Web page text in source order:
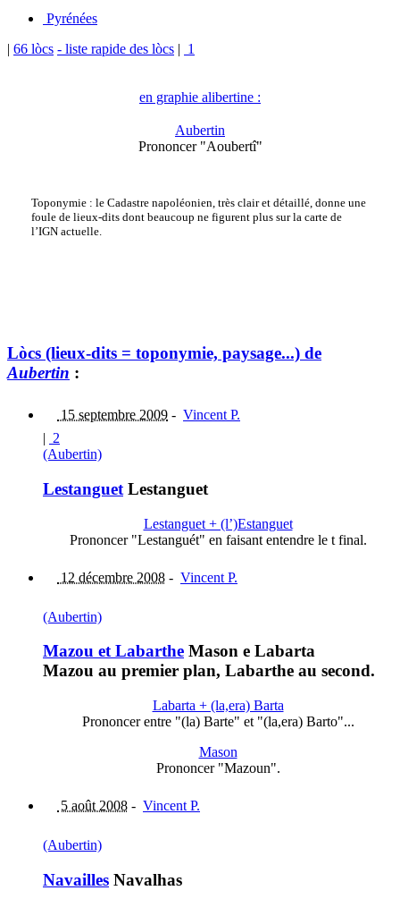
Pyrénées
| 66 lòcs - liste rapide des lòcs | 1
en graphie alibertine :
Aubertin
Prononcer "Aoubertî"
Toponymie : le Cadastre napoléonien, très clair et détaillé, donne une
foule de lieux-dits dont beaucoup ne figurent plus sur la carte de
l’IGN actuelle.
Lòcs (lieux-dits = toponymie, paysage...) de
Aubertin :
15 septembre 2009 - Vincent P.
| 2
(Aubertin)
Lestanguet Lestanguet
Lestanguet + (l’)Estanguet
Prononcer "Lestanguét" en faisant entendre le t final.
12 décembre 2008 - Vincent P.
(Aubertin)
Mazou et Labarthe Mason e Labarta
Mazou au premier plan, Labarthe au second.
Labarta + (la,era) Barta
Prononcer entre "(la) Barte" et "(la,era) Barto"...
Mason
Prononcer "Mazoun".
5 août 2008 - Vincent P.
(Aubertin)
Navailles Navalhas